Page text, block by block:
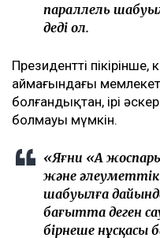
параллель
деді ол.
Президенттің
аймағындағы
болғандықтан, ірі
болмауы мүмкін.
«Яғни «А
және
шабуылға
бағытта деген
бірнеше нұсқасы